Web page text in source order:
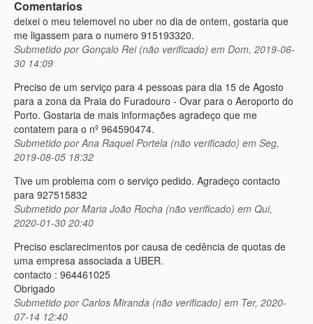
Comentarios
deixei o meu telemovel no uber no dia de ontem, gostaria que
me ligassem para o numero 915193320.
Submetido por Gonçalo Rei (não verificado) em Dom, 2019-06-
30 14:09
Preciso de um serviço para 4 pessoas para dia 15 de Agosto
para a zona da Praia do Furadouro - Ovar para o Aeroporto do
Porto. Gostaria de mais informações agradeço que me
contatem para o nº 964590474.
Submetido porAna Raquel Portela (não verificado) em Seg,
2019-08-05 18:32
Tive um problema com o serviço pedido. Agradeço contacto
para 927515832
Submetido porMaria João Rocha (não verificado) em Qui,
2020-01-30 20:40
Preciso esclarecimentos por causa de cedência de quotas de
uma empresa associada a UBER.
contacto : 964461025
Obrigado
Submetido por Carlos Miranda (não verificado) em Ter, 2020-
07-14 12:40